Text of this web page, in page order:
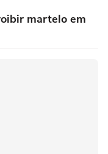
martelo em